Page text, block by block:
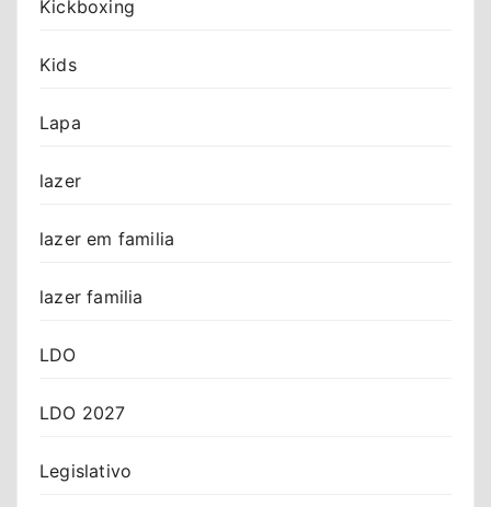
Kickboxing
Kids
Lapa
lazer
lazer em familia
lazer familia
LDO
LDO 2027
Legislativo